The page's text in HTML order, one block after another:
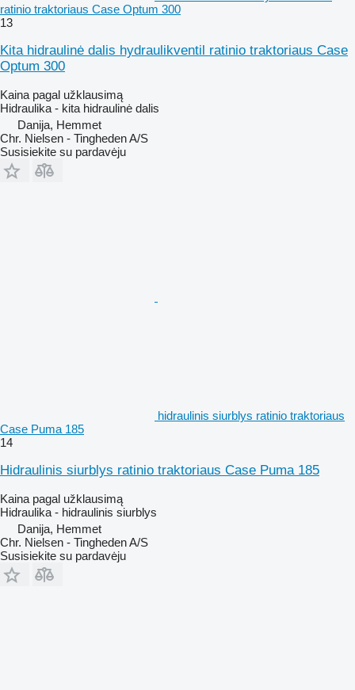
ratinio traktoriaus Case Optum 300
13
Kita hidraulinė dalis hydraulikventil ratinio traktoriaus Case
Optum 300
Kaina pagal užklausimą
Hidraulika - kita hidraulinė dalis
Danija, Hemmet
Chr. Nielsen - Tingheden A/S
Susisiekite su pardavėju
hidraulinis siurblys ratinio traktoriaus
Case Puma 185
14
Hidraulinis siurblys ratinio traktoriaus Case Puma 185
Kaina pagal užklausimą
Hidraulika - hidraulinis siurblys
Danija, Hemmet
Chr. Nielsen - Tingheden A/S
Susisiekite su pardavėju